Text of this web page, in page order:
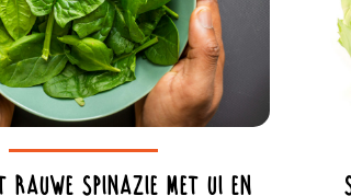
rauwe spinazie met ui en